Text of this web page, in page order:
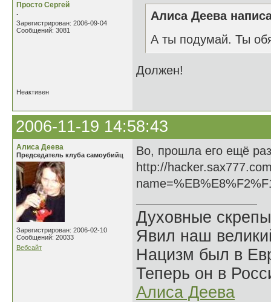
Просто Сергей
.
Зарегистрирован: 2006-09-04
Сообщений: 3081
Алиса Деева
А ты подумай. Ты
Должен!
Неактивен
2006-11-19 14:58:43
Алиса Деева
Председатель клуба самоубийц
Зарегистрирован: 2006-02-10
Сообщений: 20033
Вебсайт
Во, прошла его ещё
http://
Духовные
Явил наш
Нацизм был в
Теперь он в
Алиса Деева